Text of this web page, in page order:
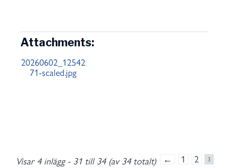
Attachments:
20260602_12542
71-scaled.jpg
Visar 4 inlägg - 31 till 34 (av 34 totalt) ← 1 2 3